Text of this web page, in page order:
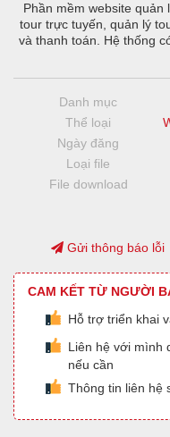
Phần mềm website
tour trực tuyến, quản lý
và thanh toán. Hệ thống
Danh mục
Thể loại
Ngày đăng
Loại file
File download
Gửi thông báo lỗi
CAM KẾT TỪ NGƯỜI
Hỗ trợ triển khai
Liên hệ với mình
nếu cần
Thông tin liên hệ